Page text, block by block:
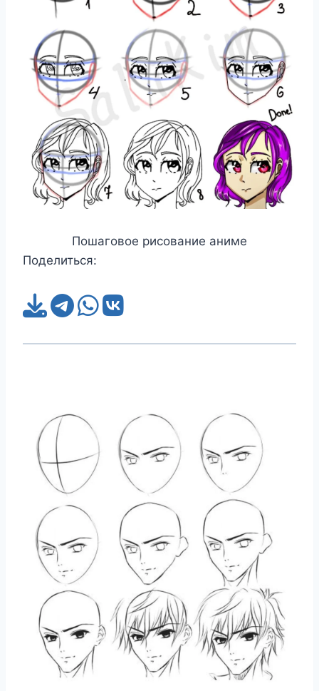
Пошаговое рисование аниме
Поделиться: